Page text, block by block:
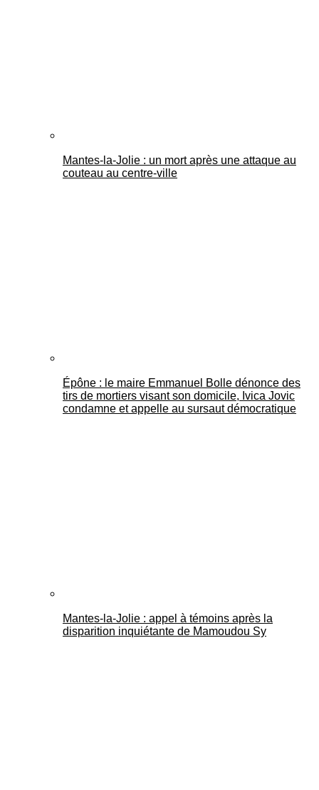
Mantes-la-Jolie : un mort après une attaque au
couteau au centre-ville
Épône : le maire Emmanuel Bolle dénonce des
tirs de mortiers visant son domicile, Ivica Jovic
condamne et appelle au sursaut démocratique
Mantes-la-Jolie : appel à témoins après la
disparition inquiétante de Mamoudou Sy